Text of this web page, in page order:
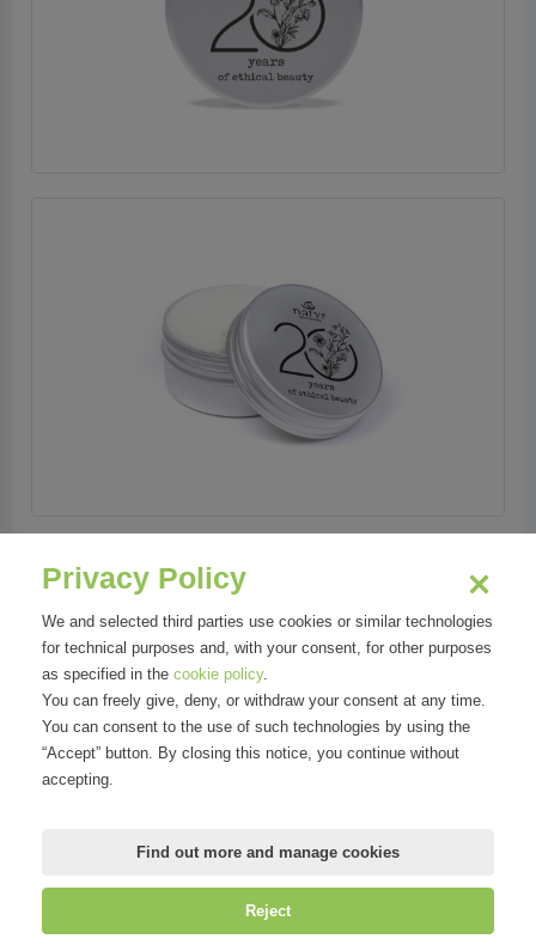
Privacy Policy
We and selected third parties use cookies or similar technologies
for technical purposes and, with your consent, for other purposes
as specified in the cookie policy.
You can freely give, deny, or withdraw your consent at any time.
You can consent to the use of such technologies by using the
“Accept” button. By closing this notice, you continue without
accepting.
Find out more and manage cookies
Reject